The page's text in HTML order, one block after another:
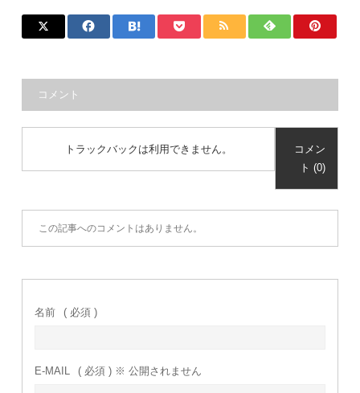
コメント
トラックバックは利用できません。
コメン
ト (0)
この記事へのコメントはありません。
名前 ( 必須 )
E-MAIL ( 必須 ) ※ 公開されません